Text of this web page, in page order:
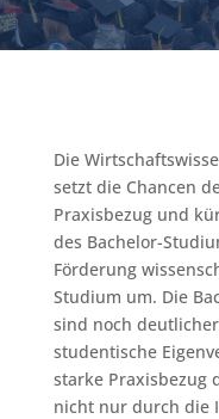
Die
setzt die Chancen
Praxisbezug und
des Bachelor-
Förderung
Studium um. Die
sind noch
studentische
starke Praxisbezug
nicht nur durch die